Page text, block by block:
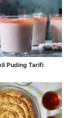
Puding Tarifi